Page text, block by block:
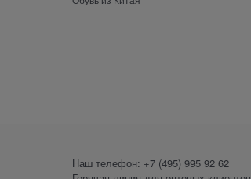
Наш телефон: +7 (495) 995 92 62